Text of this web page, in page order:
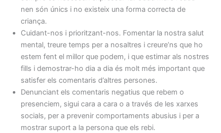
nen són únics i no existeix una forma correcta de
criança.
Cuidant-nos i prioritzant-nos. Fomentar la nostra salut
mental, treure temps per a nosaltres i creure’ns que ho
estem fent el millor que podem, i que estimar als nostres
fills i demostrar-ho dia a dia és molt més important que
satisfer els comentaris d’altres persones.
Denunciant els comentaris negatius que rebem o
presenciem, sigui cara a cara o a través de les xarxes
socials, per a prevenir comportaments abusius i per a
mostrar suport a la persona que els rebi.